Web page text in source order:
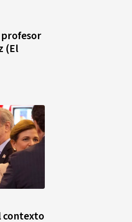
(El
contexto